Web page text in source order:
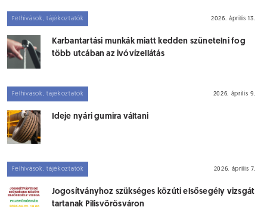
Felhívások, tájékoztatók 2026. április 13.
Karbantartási munkák miatt kedden szünetelni fog
több utcában az ivóvízellátás
Felhívások, tájékoztatók 2026. április 9.
Ideje nyári gumira váltani
Felhívások, tájékoztatók 2026. április 7.
Jogosítványhoz szükséges közúti elsősegély vizsgát
tartanak Pilisvörösváron